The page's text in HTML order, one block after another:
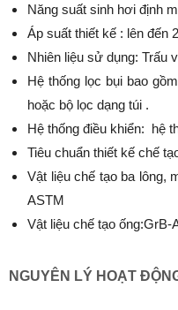
Năng suất sinh hơi định
Áp suất thiết kế : lên đến
Nhiên liệu sử dụng: Trấu
Hệ thống lọc bụi bao
hoặc bộ lọc dạng túi .
Hệ thống điều khiển: hệ
Tiêu chuẩn thiết kế chế
Vật liệu chế tạo ba lông,
ASTM
Vật liệu chế tạo
NGUYÊN LÝ HOẠT